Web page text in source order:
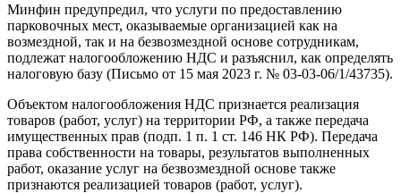
Минфин предупредил, что услуги по предоставлению
парковочных мест, оказываемые организацией как на
возмездной, так и на безвозмездной основе сотрудникам,
подлежат налогообложению НДС и разъяснил, как определять
налоговую базу (Письмо от 15 мая 2023 г. № 03-03-06/1/43735).
Объектом налогообложения НДС признается реализация
товаров (работ, услуг) на территории РФ, а также передача
имущественных прав (подп. 1 п. 1 ст. 146 НК РФ). Передача
права собственности на товары, результатов выполненных
работ, оказание услуг на безвозмездной основе также
признаются реализацией товаров (работ, услуг).